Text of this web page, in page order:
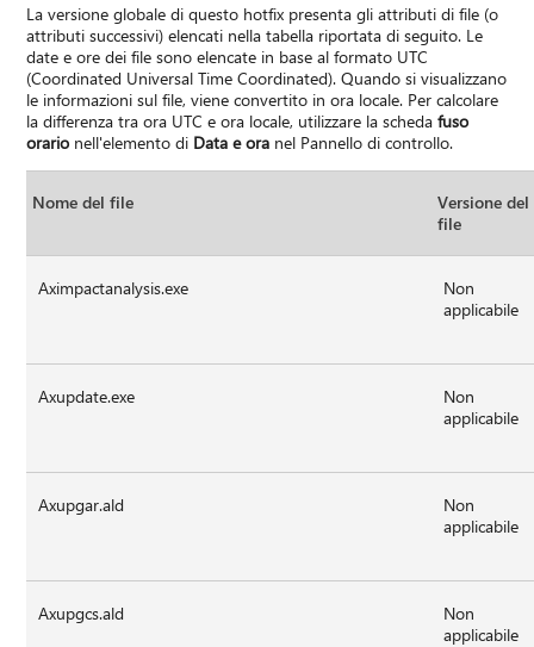
La versione globale di questo hotfix presenta gli attributi di file (o
attributi successivi) elencati nella tabella riportata di seguito. Le
date e ore dei file sono elencate in base al formato UTC
(Coordinated Universal Time Coordinated). Quando si visualizzano
le informazioni sul file, viene convertito in ora locale. Per calcolare
la differenza tra ora UTC e ora locale, utilizzare la schedafuso
orario nell'elemento di Data e ora nel Pannello di controllo.
Nome del file
Versione del
file
Aximpactanalysis.exe
Non
applicabile
Axupdate.exe
Non
applicabile
Axupgar.ald
Non
applicabile
Axupgcs.ald
Non
applicabile